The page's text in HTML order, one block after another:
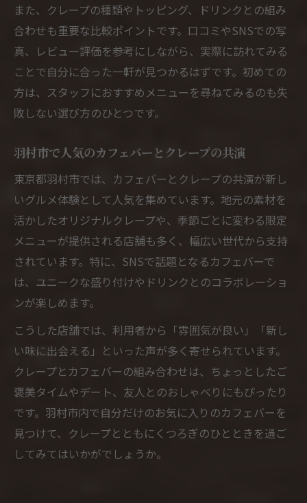
また、クレープの種類やトッピング、ドリンクとの組み
合わせも重要な比較ポイントです。口コミやSNSでの写
真、レビュー評価を参考にしながら、実際に訪れてみる
ことで自分に合った一軒が見つかるはずです。初めての
方は、スタッフにおすすめメニューを尋ねてみるのも失
敗しない選び方のひとつです。
羽村市で人気のカフェバーとクレープの共演
東京都羽村市では、カフェバーとクレープの共演が新し
いグルメ体験として人気を集めています。地元の素材を
活かしたオリジナルクレープや、季節ごとに変わる限定
メニューが提供される店舗も多く、幅広い世代から支持
されています。特に、SNSで話題となるカフェバーで
は、ユニークな盛り付けやドリンクとのコラボレーショ
ンが楽しめます。
こうした店舗では、利用者から「雰囲気が良い」「新し
い味に出会える」といった声が多く寄せられています。
クレープとカフェバーの組み合わせは、ちょっとしたご
褒美タイムやデート、友人とのおしゃべりにもぴったり
です。羽村市内で自分だけのお気に入りのカフェバーを
見つけて、クレープとともにくつろぎのひとときを過ご
してみてはいかがでしょうか。